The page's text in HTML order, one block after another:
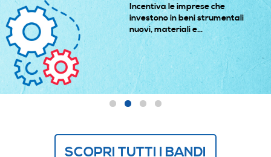
Incentiva le imprese che
investono in beni strumentali
nuovi, materiali e...
SCOPRI TUTTI I BANDI